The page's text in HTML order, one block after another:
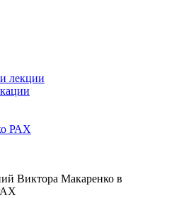
лекции
РАХ
Виктора Макаренко в